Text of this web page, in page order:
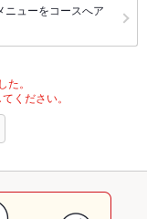
ニューをコースへア
。
ください。